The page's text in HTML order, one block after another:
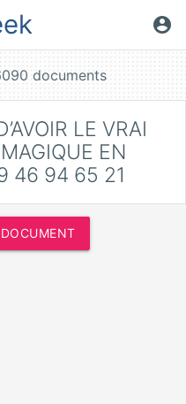
account_circle
LE VRAI
EN
46 94 65 21